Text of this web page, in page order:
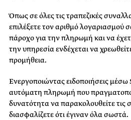
Όπως σε όλες τις τραπεζικές
επιλέξετε τον αριθμό λογαριασμού
πάροχο για την πληρωμή και να
την υπηρεσία ενδέχεται να
προμήθεια.
Ενεργοποιώντας ειδοποιήσεις
αυτόματη πληρωμή που
δυνατότητα να παρακολουθείτε τις
διασφαλίζετε ότι έγιναν όλα σωστά.